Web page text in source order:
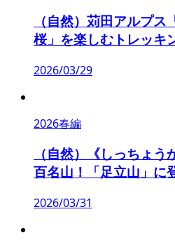
（自然）苅田アルプ
桜」を楽しむトレッキ
2026/03/29
2026春編
（自然）《しっちょう
百名山！「足立山」に
2026/03/31